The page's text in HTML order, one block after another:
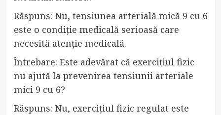
Răspuns: Nu, tensiunea arterială mică 9 cu 6
este o condiție medicală serioasă care
necesită atenție medicală.
Întrebare: Este adevărat că exercițiul fizic
nu ajută la prevenirea tensiunii arteriale
mici 9 cu 6?
Răspuns: Nu, exercițiul fizic regulat este